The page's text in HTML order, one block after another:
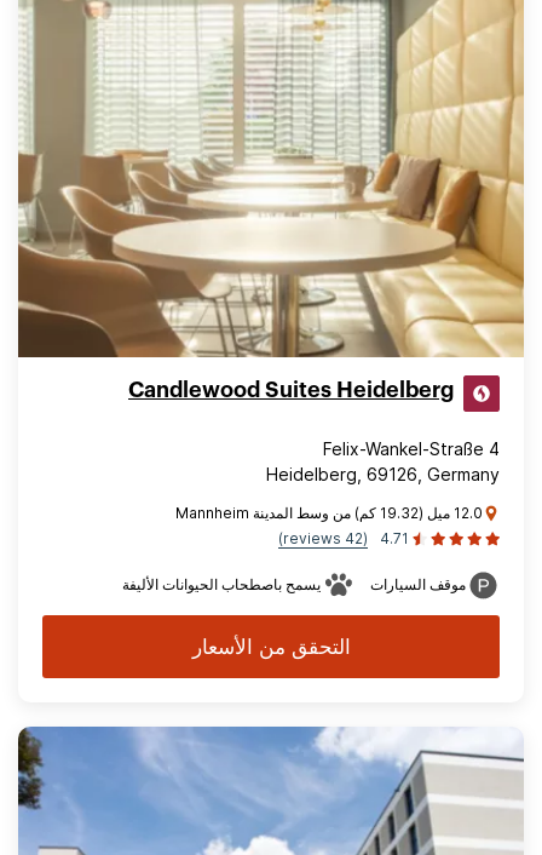
Candlewood Suites Heidelberg
Felix-Wankel-Straße 4
Heidelberg, 69126, Germany
12.0 ميل (19.32 كم) من وسط المدينة Mannheim
4.71
(42 reviews)
موقف السيارات يسمح باصطحاب الحيوانات الأليفة
التحقق من الأسعار